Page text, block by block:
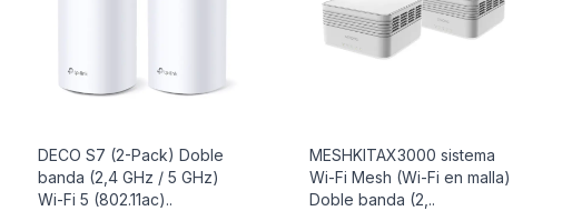
DECO S7 (2-Pack) Doble
banda (2,4 GHz / 5 GHz)
Wi-Fi 5 (802.11ac)..
MESHKITAX3000 sistema
Wi-Fi Mesh (Wi-Fi en malla)
Doble banda (2,..